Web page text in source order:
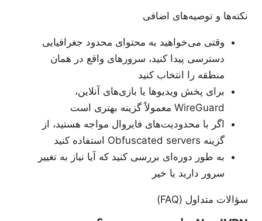
نکته‌ها و توصیه‌های اضافی
وقتی می‌خواهید به محتوای محدود جغرافیایی
دسترسی پیدا کنید، سرورهای واقع در همان
منطقه را انتخاب کنید
برای پخش ویدیوها یا بازی‌های آنلاین،
WireGuard معمولاً گزینه بهتری است
اگر با محدودیت‌های فایروال مواجه هستید، از
گزینه Obfuscated servers استفاده کنید
به طور دوره‌ای بررسی کنید که آیا نیاز به تغییر
سرور دارید یا خیر
سؤالات متداول (FAQ)